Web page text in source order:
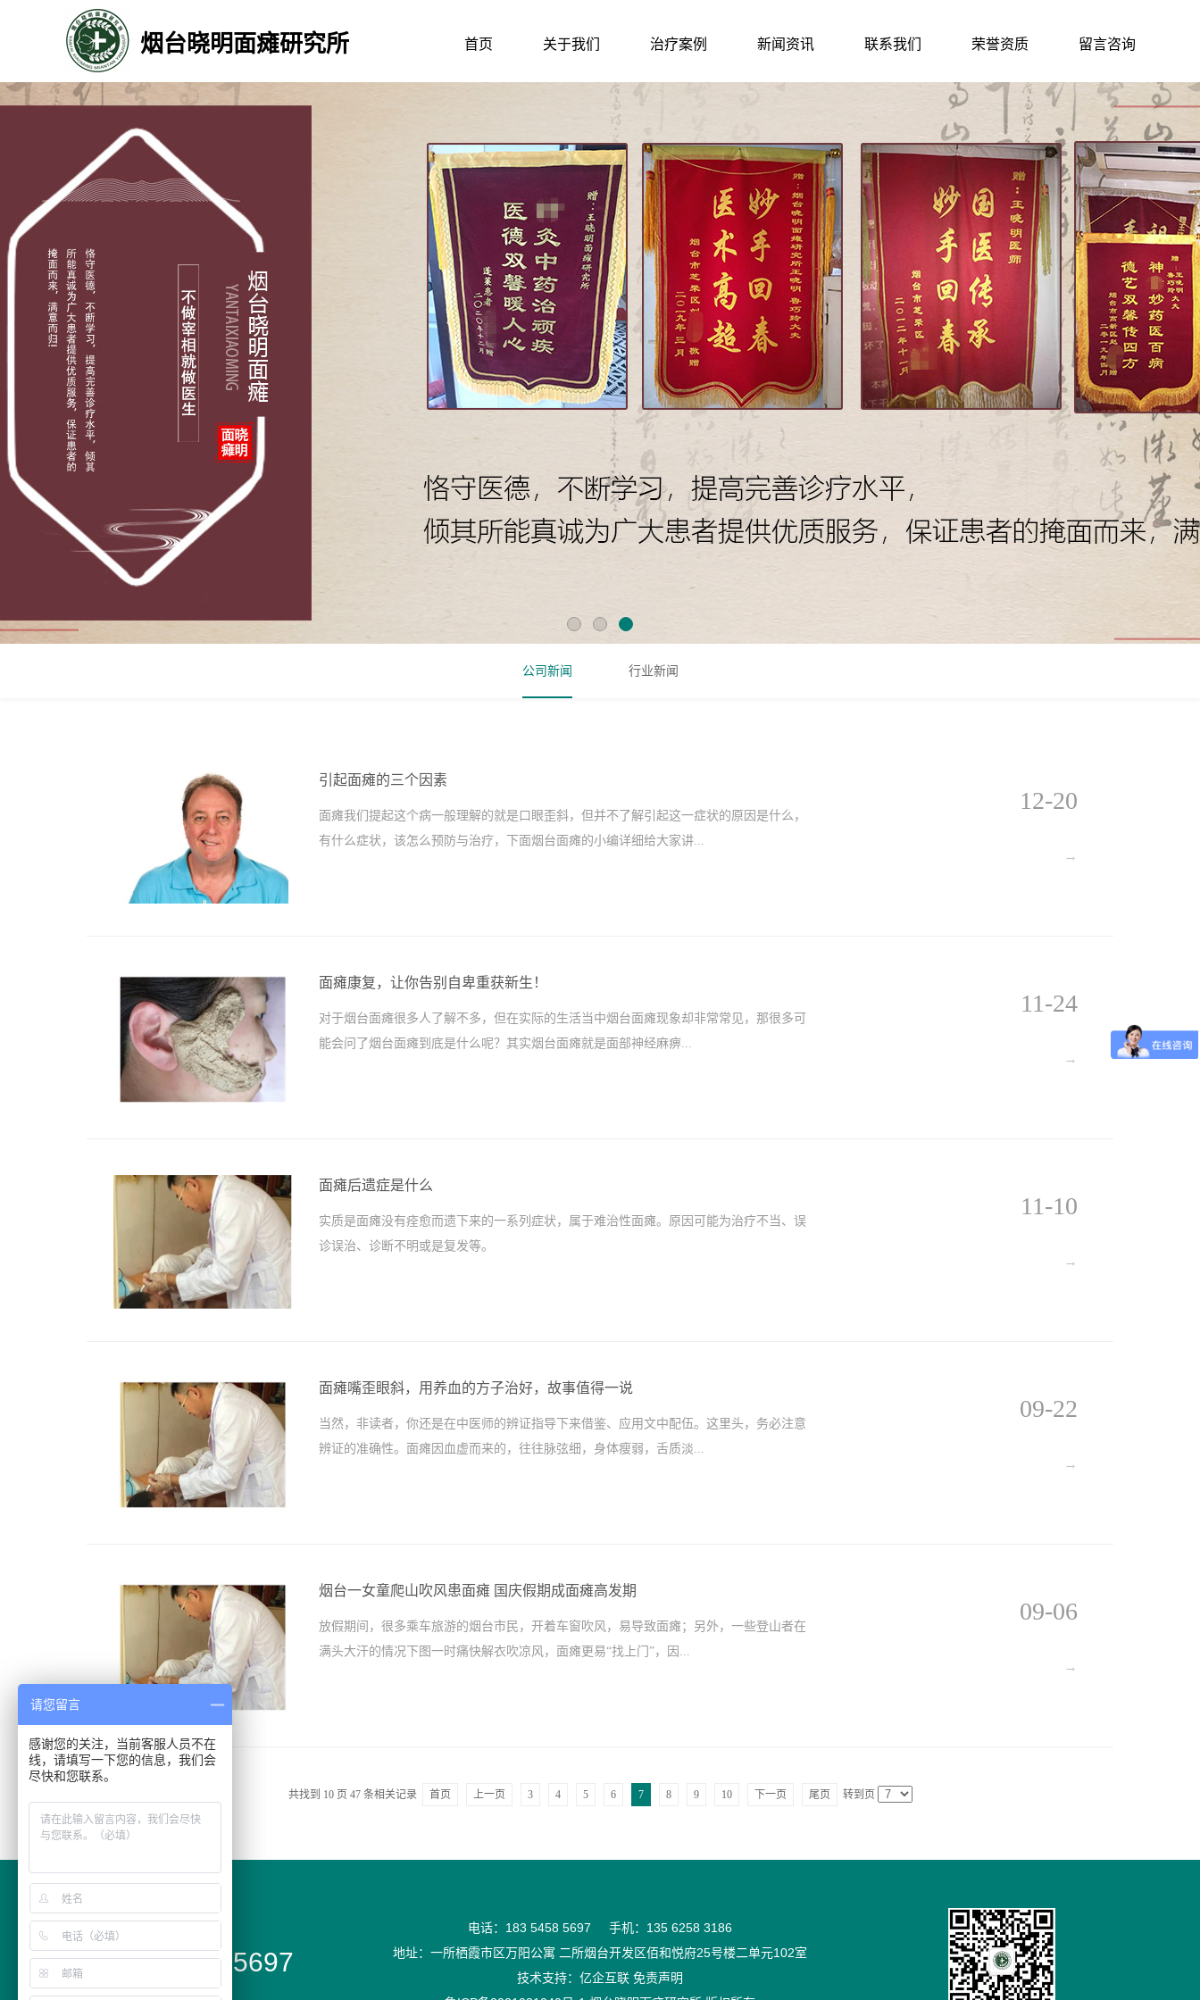
烟台晓明面瘫研究所 首页 关于我们 治疗案例 新闻资讯 联系我们 荣誉资质 留言咨询
公司新闻 行业新闻
引起面瘫的三个因素
面瘫我们提起这个病一般理解的就是口眼歪斜，但并不了解引起这一症状的原因是什么，
有什么症状，该怎么预防与治疗，下面烟台面瘫的小编详细给大家讲...
12-20
→
面瘫康复，让你告别自卑重获新生！
对于烟台面瘫很多人了解不多，但在实际的生活当中烟台面瘫现象却非常常见，那很多可
能会问了烟台面瘫到底是什么呢？其实烟台面瘫就是面部神经麻痹...
11-24
→
面瘫后遗症是什么
实质是面瘫没有痊愈而遗下来的一系列症状，属于难治性面瘫。原因可能为治疗不当、误
诊误治、诊断不明或是复发等。
11-10
→
面瘫嘴歪眼斜，用养血的方子治好，故事值得一说
当然，非读者，你还是在中医师的辨证指导下来借鉴、应用文中配伍。这里头，务必注意
辨证的准确性。面瘫因血虚而来的，往往脉弦细，身体瘦弱，舌质淡...
09-22
→
烟台一女童爬山吹风患面瘫 国庆假期成面瘫高发期
放假期间，很多乘车旅游的烟台市民，开着车窗吹风，易导致面瘫；另外，一些登山者在
满头大汗的情况下图一时痛快解衣吹凉风，面瘫更易“找上门”，因...
09-06
→
共找到 10 页 47 条相关记录 首页 上一页 3 4 5 6 7 8 9 10 下一页 尾页 转到页
18354585697
电话：183 5458 5697 手机：135 6258 3186
地址：一所栖霞市区万阳公寓 二所烟台开发区佰和悦府25号楼二单元102室
技术支持： 亿企互联 免责声明
请您留言
感谢您的关注，当前客服人员不在
线，请填写一下您的信息，我们会
尽快和您联系。